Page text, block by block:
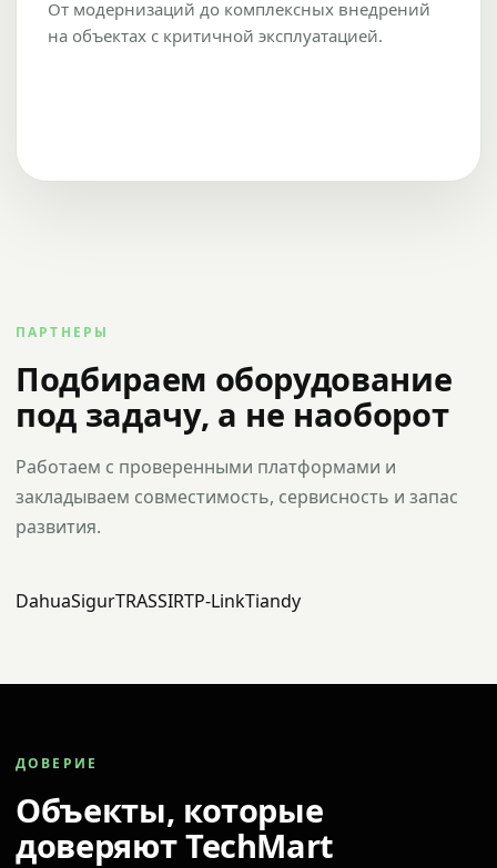
От модернизаций до комплексных внедрений
на объектах с критичной эксплуатацией.
ПАРТНЕРЫ
Подбираем оборудование
под задачу, а не наоборот
Работаем с проверенными платформами и
закладываем совместимость, сервисность и запас
развития.
DahuaSigurTRASSIRTP-LinkTiandy
ДОВЕРИЕ
Объекты, которые
доверяют TechMart